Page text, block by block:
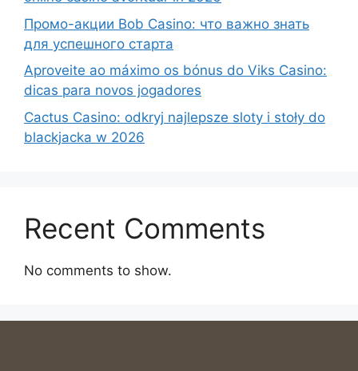
Промо-акции Bob Casino: что важно знать
для успешного старта
Aproveite ao máximo os bónus do Viks Casino:
dicas para novos jogadores
Cactus Casino: odkryj najlepsze sloty i stoły do
blackjacka w 2026
Recent Comments
No comments to show.